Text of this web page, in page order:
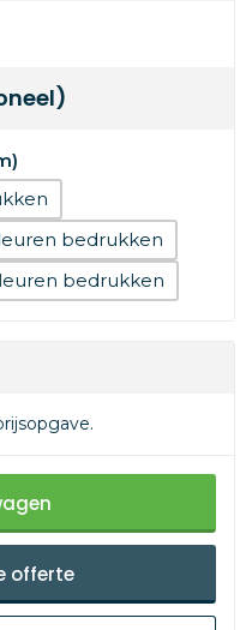
offerte